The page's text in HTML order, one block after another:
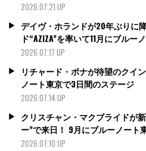
2026.07.21 UP
デイヴ・ホランドが20年ぶりに
ド“AZIZA”を率いて11月にブル
2026.07.17 UP
リチャード・ボナが待望のクイ
ノート東京で3日間のステージ
2026.07.14 UP
クリスチャン・マクブライドが
ー”で来日！ 9月にブルーノート
2026.07.10 UP